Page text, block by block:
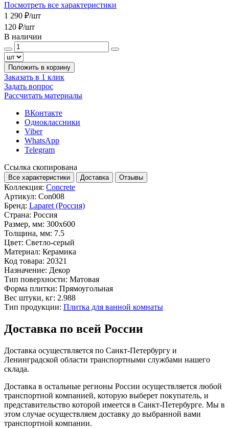
Посмотреть все характеристики
1 290 ₽/шт
120 ₽/шт
В наличии
Положить в корзину
Заказать в 1 клик
Задать вопрос
Рассчитать материалы
ВКонтакте
Одноклассники
Viber
WhatsApp
Telegram
Ссылка скопирована
Все характеристики Доставка Отзывы
Коллекция: Concrete
Артикул: Con008
Бренд: Laparet (Россия)
Страна: Россия
Размер, мм: 300x600
Толщина, мм: 7.5
Цвет: Светло-серый
Материал: Керамика
Код товара: 20321
Назначение: Декор
Тип поверхности: Матовая
Форма плитки: Прямоугольная
Вес штуки, кг: 2.988
Тип продукции: Плитка для ванной комнаты
Доставка по всей России
Доставка осуществляется по Санкт-Петербургу и
Ленинградской области транспортными службами нашего
склада.
Доставка в остальные регионы России осуществляется любой
транспортной компанией, которую выберет покупатель, и
представительство которой имеется в Санкт-Петербурге. Мы в
этом случае осуществляем доставку до выбранной вами
транспортной компании.